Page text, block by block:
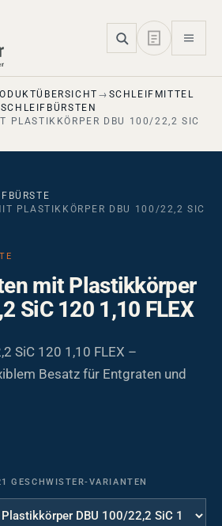
SCHLEIFMITTEL
SCHLEIFBÜRSTEN
PLASTIKKÖRPER DBU 100/22,2 SIC
PLASTIKKÖRPER DBU 100/22,2 SIC
mit Plastikkörper
SiC 120 1,10 FLEX
SiC 120 1,10 FLEX –
Besatz für Entgraten und
GESCHWISTER-VARIANTEN